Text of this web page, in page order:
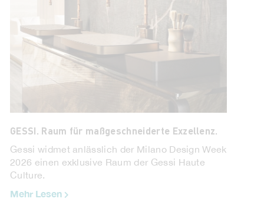
GESSI. Raum für maßgeschneiderte Exzellenz.
Gessi widmet anlässlich der Milano Design Week
2026 einen exklusive Raum der Gessi Haute
Culture.
Mehr Lesen